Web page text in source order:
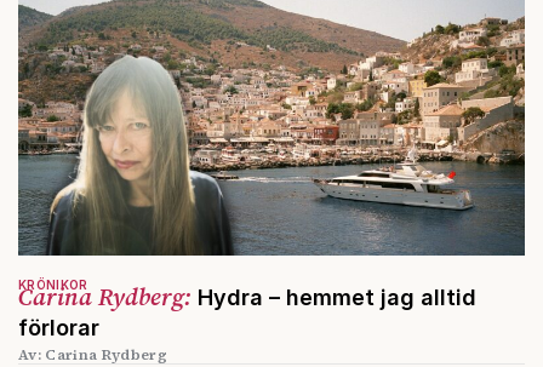
Carina Rydberg: Hydra – hemmet jag alltid
förlorar
KRÖNIKOR
Av: Carina Rydberg